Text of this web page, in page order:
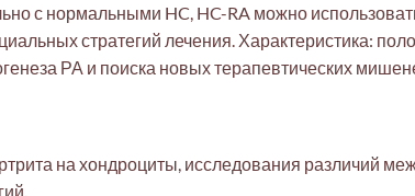
с нормальными HC, HC-RA можно
стратегий лечения. Характеристика:
РА и поиска новых терапевтических
на хондроциты, исследования различий